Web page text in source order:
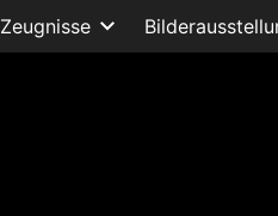
Zeugnisse